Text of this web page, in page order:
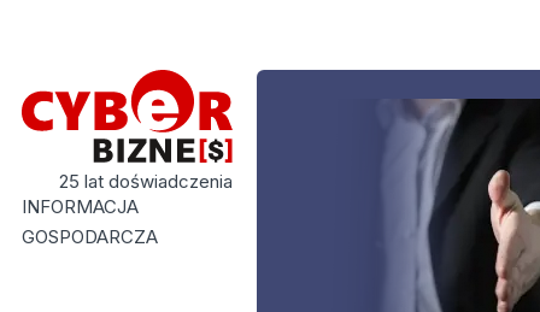
25 lat doświadczenia
INFORMACJA
GOSPODARCZA